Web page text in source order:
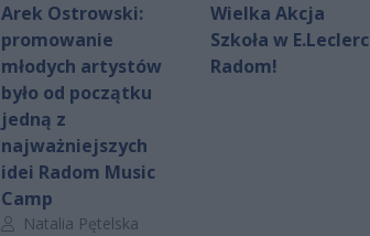
Arek Ostrowski:
promowanie
młodych artystów
było od początku
jedną z
najważniejszych
idei Radom Music
Camp
Autor artykułu:
Natalia Pętelska
Wielka Akcja
Szkoła w E.Leclerc
Radom!